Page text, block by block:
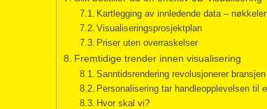
Kartlegging av innledende data –
Visualiseringsprosjektplan
Priser uten overraskelser
Fremtidige trender innen visualisering
Sanntidsrendering revolusjonerer bransjen
Personalisering tar handleopplevelsen til
Hvor skal vi?